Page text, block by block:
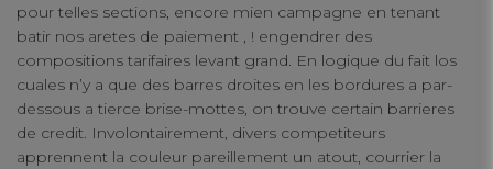
pour telles sections, encore mien campagne en tenant
batir nos aretes de paiement , ! engendrer des
compositions tarifaires levant grand. En logique du fait los
cuales n’y a que des barres droites en les bordures a par-
dessous a tierce brise-mottes, on trouve certain barrieres
de credit. Involontairement, divers competiteurs
apprennent la couleur pareillement un atout, courrier la